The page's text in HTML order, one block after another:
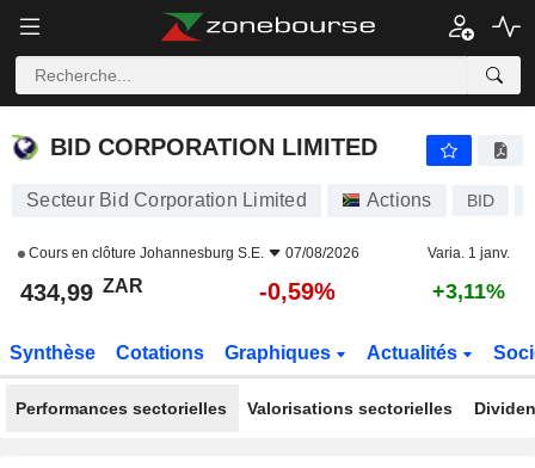
BID CORPORATION LIMITED
BID CORPORATION LIMITED
Secteur Bid Corporation Limited Actions BID
Cours en clôture Johannesburg S.E. 07/08/2026 Varia. 1 janv.
434,99 ZAR -0,59% +3,11%
Synthèse Cotations Graphiques Actualités
Performances sectorielles Valorisations sectorielles